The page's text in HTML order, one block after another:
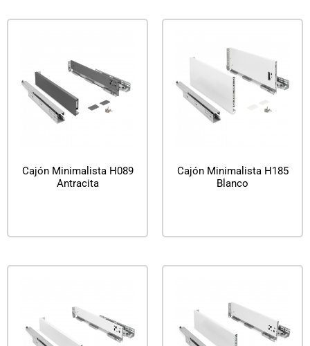
Cajón Minimalista H089
Antracita
Cajón Minimalista H185
Blanco